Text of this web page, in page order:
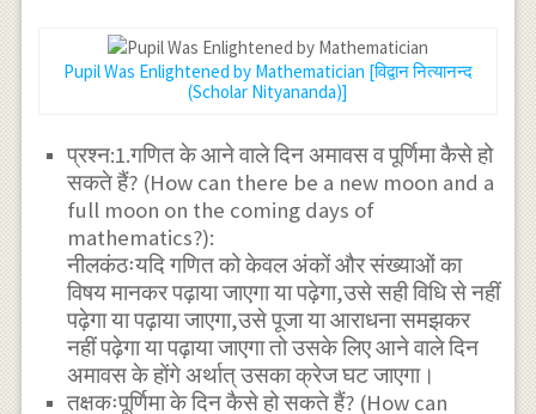
Pupil Was Enlightened by Mathematician [विद्वान नित्यानन्द
(Scholar Nityananda)]
प्रश्न:1.गणित के आने वाले दिन अमावस व पूर्णिमा कैसे हो
सकते हैं? (How can there be a new moon and a
full moon on the coming days of
mathematics?):
नीलकंठःयदि गणित को केवल अंकों और संख्याओं का
विषय मानकर पढ़ाया जाएगा या पढ़ेगा,उसे सही विधि से नहीं
पढ़ेगा या पढ़ाया जाएगा,उसे पूजा या आराधना समझकर
नहीं पढ़ेगा या पढ़ाया जाएगा तो उसके लिए आने वाले दिन
अमावस के होंगे अर्थात् उसका क्रेज घट जाएगा।
तक्षकःपूर्णिमा के दिन कैसे हो सकते हैं? (How can